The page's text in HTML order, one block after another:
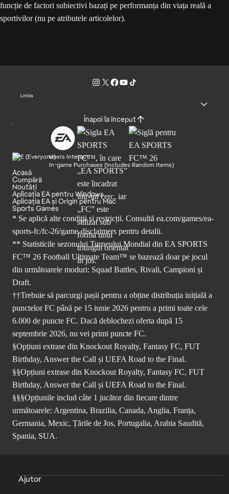
funcție de factori subiectivi bazați pe performanța din viața reală a
sportivilor (nu pe atributele articolelor).
Limba
Înapoi la început
Users Interact
In-game Purchases (Includes Random Items)
Acasă
Cumpără
Noutăți
Aplicația EA pentru Windows
Aplicația EA și Origin pentru Mac
Sports Games
* Se aplică alte condiții și restricții. Consultă ea.com/games/ea-
sports-fc/fc-26/game-disclaimers pentru detalii.
** Statisticile sezonului Turneului Mondial din EA SPORTS
FC™ 26 Football Ultimate Team™ se bazează doar pe jocul
din următoarele moduri: Squad Battles, Rivali, Campioni și
Draft.
††Trebuie să parcurgi pașii pentru a obține distribuția inițială a
punctelor FC până pe 15 iunie 2026 pentru a primi toate cele
6.000 de puncte FC. Dacă deblochezi oferta după 15
septembrie 2026, nu vei primi puncte FC.
§Opțiuni extrase din Knockout Royalty, Fantasy FC, FUT
Birthday, Answer the Call și UEFA Road to the Final.
§§Opțiuni extrase din Knockout Royalty, Fantasy FC, FUT
Birthday, Answer the Call și UEFA Road to the Final.
§§§Opțiunile includ câte 1 jucător din fiecare dintre
următoarele: Argentina, Brazilia, Canada, Anglia, Franța,
Germania, Mexic, Țările de Jos, Portugalia, Arabia Saudită,
Spania, SUA.
Ajutor